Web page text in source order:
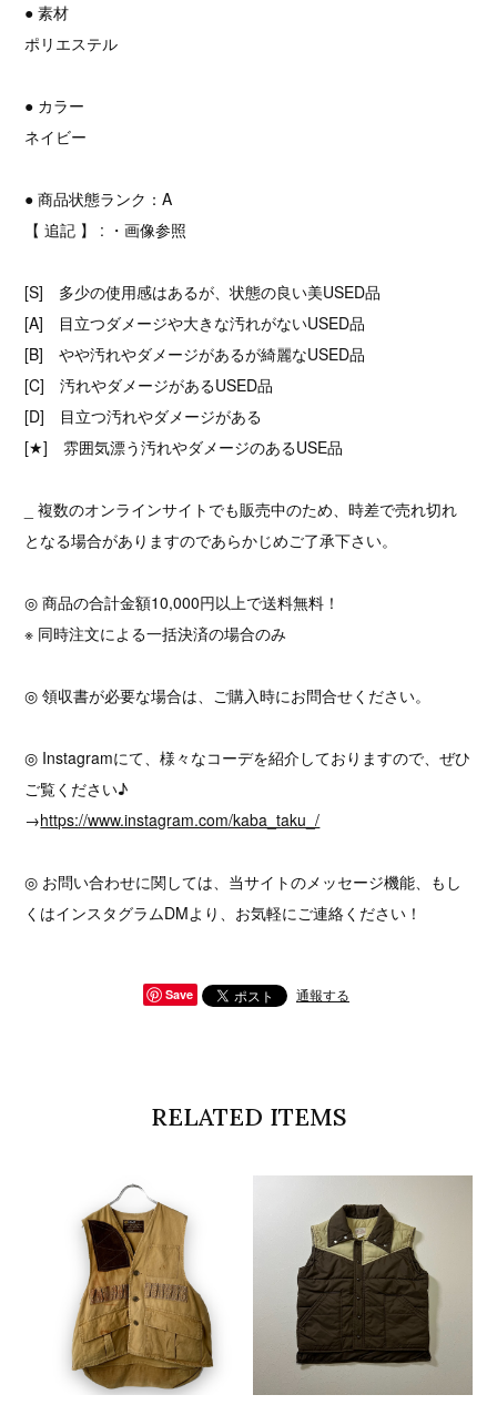
● 素材
ポリエステル
● カラー
ネイビー
● 商品状態ランク：A
【 追記 】 : ・画像参照
[S] 多少の使用感はあるが、状態の良い美USED品
[A] 目立つダメージや大きな汚れがないUSED品
[B] やや汚れやダメージがあるが綺麗なUSED品
[C] 汚れやダメージがあるUSED品
[D] 目立つ汚れやダメージがある
[★] 雰囲気漂う汚れやダメージのあるUSE品
_ 複数のオンラインサイトでも販売中のため、時差で売れ切れ
となる場合がありますのであらかじめご了承下さい。
◎ 商品の合計金額10,000円以上で送料無料！
※ 同時注文による一括決済の場合のみ
◎ 領収書が必要な場合は、ご購入時にお問合せください。
◎ Instagramにて、様々なコーデを紹介しておりますので、ぜひ
ご覧ください♪
→https://www.instagram.com/kaba_taku_/
◎ お問い合わせに関しては、当サイトのメッセージ機能、もし
くはインスタグラムDMより、お気軽にご連絡ください！
Save 通報する
RELATED ITEMS